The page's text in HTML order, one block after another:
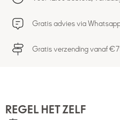
Gratis advies via
Gratis verzending vanaf
REGEL HET ZELF